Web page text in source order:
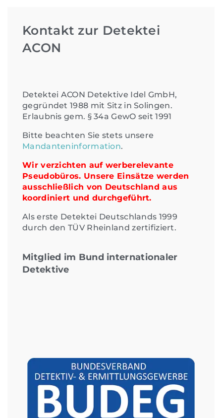
Kontakt zur Detektei
ACON
Detektei ACON Detektive Idel GmbH,
gegründet 1988 mit Sitz in Solingen.
Erlaubnis gem. § 34a GewO seit 1991
Bitte beachten Sie stets unsere
Mandanteninformation.
Wir verzichten auf werberelevante
Pseudobüros. Unsere Einsätze werden
ausschließlich von Deutschland aus
koordiniert und durchgeführt.
Als erste Detektei Deutschlands 1999
durch den TÜV Rheinland zertifiziert.
Mitglied im Bund internationaler
Detektive